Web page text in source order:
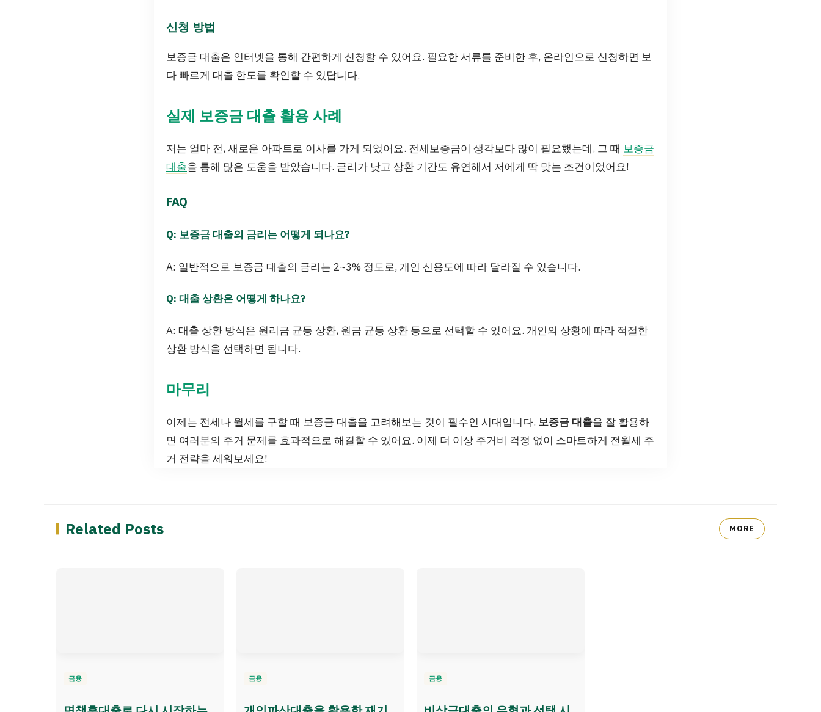
신청 방법
보증금 대출은 인터넷을 통해 간편하게 신청할 수 있어요. 필요한 서류를 준비한 후, 온라인으로 신청하면 보
다 빠르게 대출 한도를 확인할 수 있답니다.
실제 보증금 대출 활용 사례
저는 얼마 전, 새로운 아파트로 이사를 가게 되었어요. 전세보증금이 생각보다 많이 필요했는데, 그 때 보증금
대출을 통해 많은 도움을 받았습니다. 금리가 낮고 상환 기간도 유연해서 저에게 딱 맞는 조건이었어요!
FAQ
Q: 보증금 대출의 금리는 어떻게 되나요?
A: 일반적으로 보증금 대출의 금리는 2~3% 정도로, 개인 신용도에 따라 달라질 수 있습니다.
Q: 대출 상환은 어떻게 하나요?
A: 대출 상환 방식은 원리금 균등 상환, 원금 균등 상환 등으로 선택할 수 있어요. 개인의 상황에 따라 적절한
상환 방식을 선택하면 됩니다.
마무리
이제는 전세나 월세를 구할 때 보증금 대출을 고려해보는 것이 필수인 시대입니다. 보증금 대출을 잘 활용하
면 여러분의 주거 문제를 효과적으로 해결할 수 있어요. 이제 더 이상 주거비 걱정 없이 스마트하게 전월세 주
거 전략을 세워보세요!
Related Posts MORE
금융 금융 금융